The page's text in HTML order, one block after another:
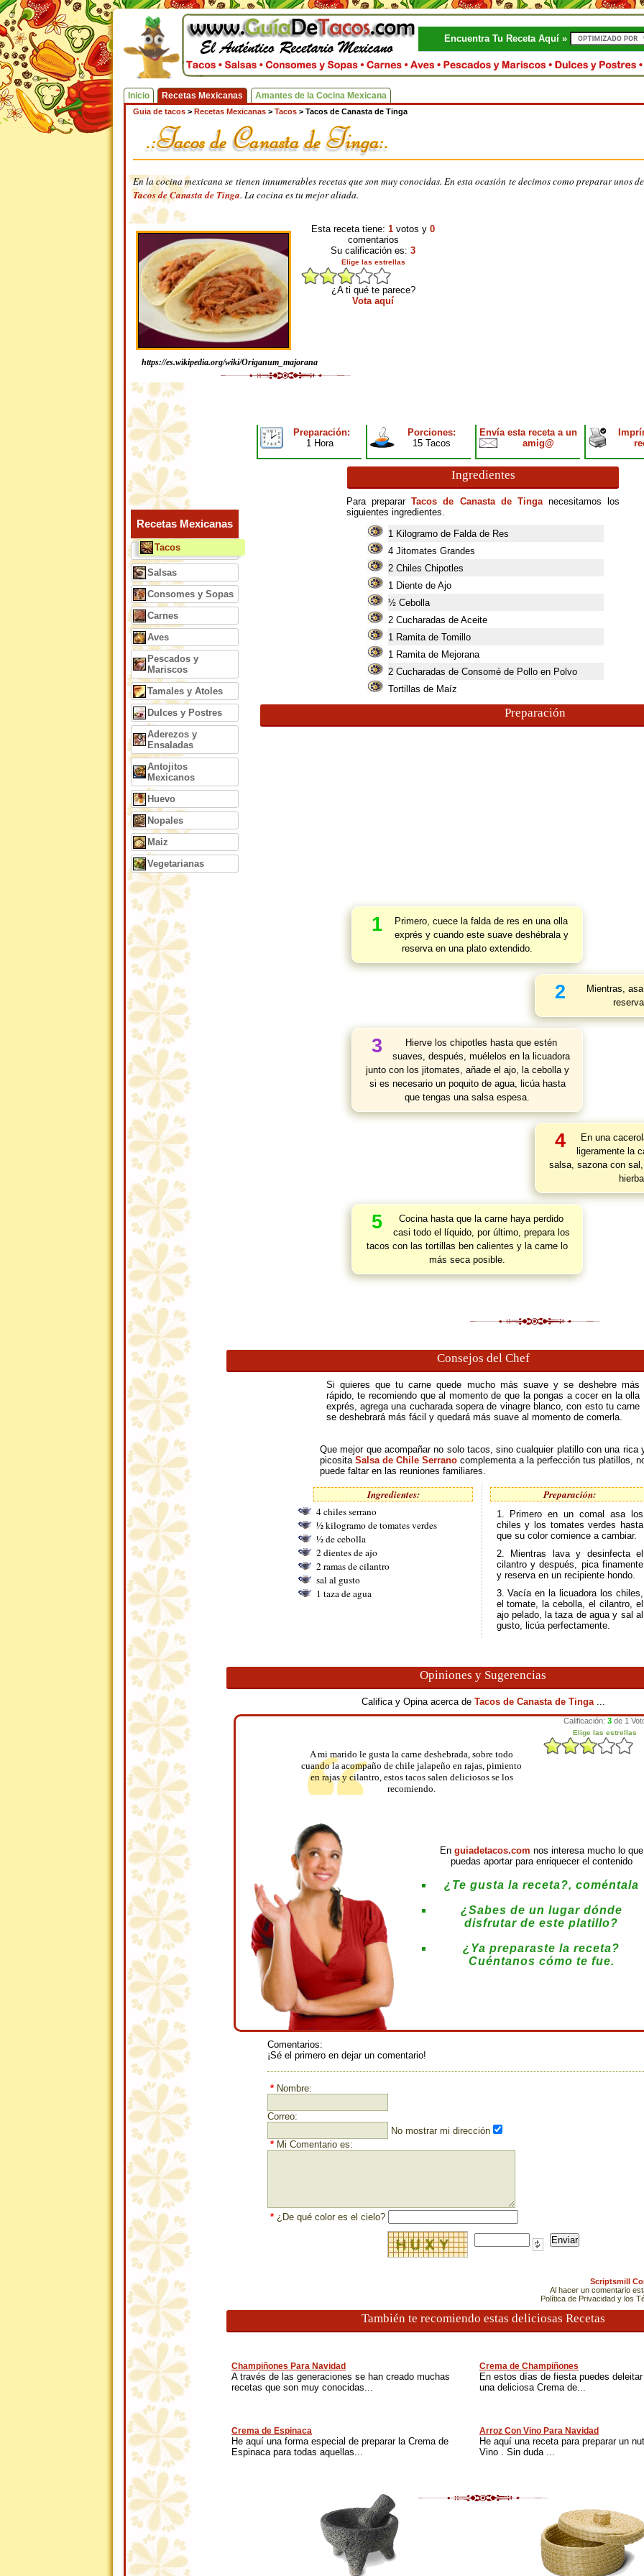
Encuentra Tu Receta Aquí »
Inicio Recetas Mexicanas Amantes de la Cocina Mexicana
Guia de tacos > Recetas Mexicanas > Tacos > Tacos de Canasta de Tinga
En la cocina mexicana se tienen innumerables recetas que son muy conocidas. En esta ocasión te decimos como preparar unos
Tacos de Canasta de Tinga. La cocina es tu mejor aliada.
https://es.wikipedia.org/wiki/Origanum_majorana
Esta receta tiene: 1 votos y 0
comentarios
Su calificación es: 3
Elige las estrellas
¿A ti qué te parece?
Vota aquí
Preparación:
1 Hora
Porciones:
15 Tacos
Envía esta receta a un
amig@
Ingredientes
Para prepararTacos de Canasta de Tinga necesitamos los
siguientes ingredientes.
1 Kilogramo de Falda de Res
4 Jitomates Grandes
2 Chiles Chipotles
1 Diente de Ajo
½ Cebolla
2 Cucharadas de Aceite
1 Ramita de Tomillo
1 Ramita de Mejorana
2 Cucharadas de Consomé de Pollo en Polvo
Tortillas de Maíz
Preparación
1
Primero, cuece la falda de res en una olla
exprés y cuando este suave deshébrala y
reserva en una plato extendido.
2
Mientras,
3
Hierve los chipotles hasta que estén
suaves, después, muélelos en la licuadora
junto con los jitomates, añade el ajo, la cebolla y
si es necesario un poquito de agua, licúa hasta
que tengas una salsa espesa.
4
En una
ligeramente la
salsa, sazona con
5
Cocina hasta que la carne haya perdido
casi todo el líquido, por último, prepara los
tacos con las tortillas ben calientes y la carne lo
más seca posible.
Recetas Mexicanas
Tacos
Salsas
Consomes y Sopas
Carnes
Aves
Pescados y
Mariscos
Tamales y Atoles
Dulces y Postres
Aderezos y
Ensaladas
Antojitos
Mexicanos
Huevo
Nopales
Maiz
Vegetarianas
Consejos del Chef
Si quieres que tu carne quede mucho más suave y se deshebre más
rápido, te recomiendo que al momento de que la pongas a cocer en la olla
exprés, agrega una cucharada sopera de vinagre blanco, con esto tu carne
se deshebrará más fácil y quedará más suave al momento de comerla.
Que mejor que acompañar no solo tacos, sino cualquier platillo con una rica
picosita Salsa de Chile Serrano complementa a la perfección tus platillos,
puede faltar en las reuniones familiares.
Ingredientes:
4 chiles serrano
½ kilogramo de tomates verdes
½ de cebolla
2 dientes de ajo
2 ramas de cilantro
sal al gusto
1 taza de agua
Preparación:
1. Primero en un comal asa los
chiles y los tomates verdes hasta
que su color comience a cambiar.
2. Mientras lava y desinfecta el
cilantro y después, pica finamente
y reserva en un recipiente hondo.
3. Vacía en la licuadora los chiles,
el tomate, la cebolla, el cilantro, el
ajo pelado, la taza de agua y sal al
gusto, licúa perfectamente.
Opiniones y Sugerencias
Califica y Opina acerca de Tacos de Canasta de Tinga ...
A mi marido le gusta la carne deshebrada, sobre todo
cuando la acompaño de chile jalapeño en rajas, pimiento
en rajas y cilantro, estos tacos salen deliciosos se los
recomiendo.
En guiadetacos.com nos interesa mucho lo que
puedas aportar para enriquecer el contenido
¿Te gusta la receta?, coméntala
¿Sabes de un lugar dónde
disfrutar de este platillo?
¿Ya preparaste la receta?
Cuéntanos cómo te fue.
Comentarios:
¡Sé el primero en dejar un comentario!
* Nombre:
Correo:
No mostrar mi dirección
* Mi Comentario es:
* ¿De qué color es el cielo?
Scriptsmill
Al hacer un comentario
Política de Privacidad y los
También te recomiendo estas deliciosas Recetas
Champiñones Para Navidad
A través de las generaciones se han creado muchas
recetas que son muy conocidas...
Crema de Champiñones
En estos días de fiesta puedes
una deliciosa Crema de...
Crema de Espinaca
He aquí una forma especial de preparar la Crema de
Espinaca para todas aquellas...
Arroz Con Vino Para Navidad
He aquí una receta para preparar un
Vino . Sin duda ...